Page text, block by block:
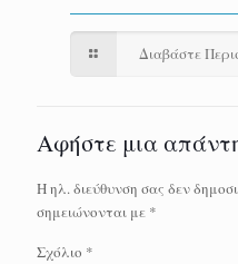
Διαβάστε
Αφήστε μια
Η ηλ. διεύθυνση σας δεν
σημειώνονται με *
Σχόλιο *